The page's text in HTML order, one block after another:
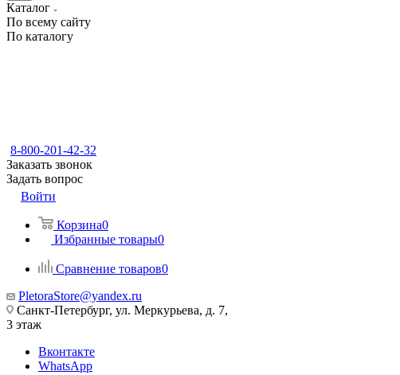
Каталог
По всему сайту
По каталогу
8-800-201-42-32
Заказать звонок
Задать вопрос
Войти
Корзина0
Избранные товары0
Сравнение товаров0
PletoraStore@yandex.ru
Санкт-Петербург, ул. Меркурьева, д. 7,
3 этаж
Вконтакте
WhatsApp